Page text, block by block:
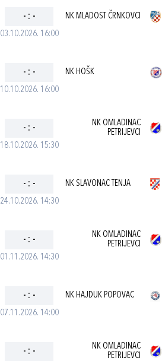
03.10.2026. 16:00
- : - NK MLADOST ČRNKOVCI
10.10.2026. 16:00
- : - NK HOŠK
18.10.2026. 15:30
- : -
NK OMLADINAC
PETRIJEVCI
24.10.2026. 14:30
- : - NK SLAVONAC TENJA
01.11.2026. 14:30
- : -
NK OMLADINAC
PETRIJEVCI
07.11.2026. 14:00
- : - NK HAJDUK POPOVAC
- : -
NK OMLADINAC
PETRIJEVCI